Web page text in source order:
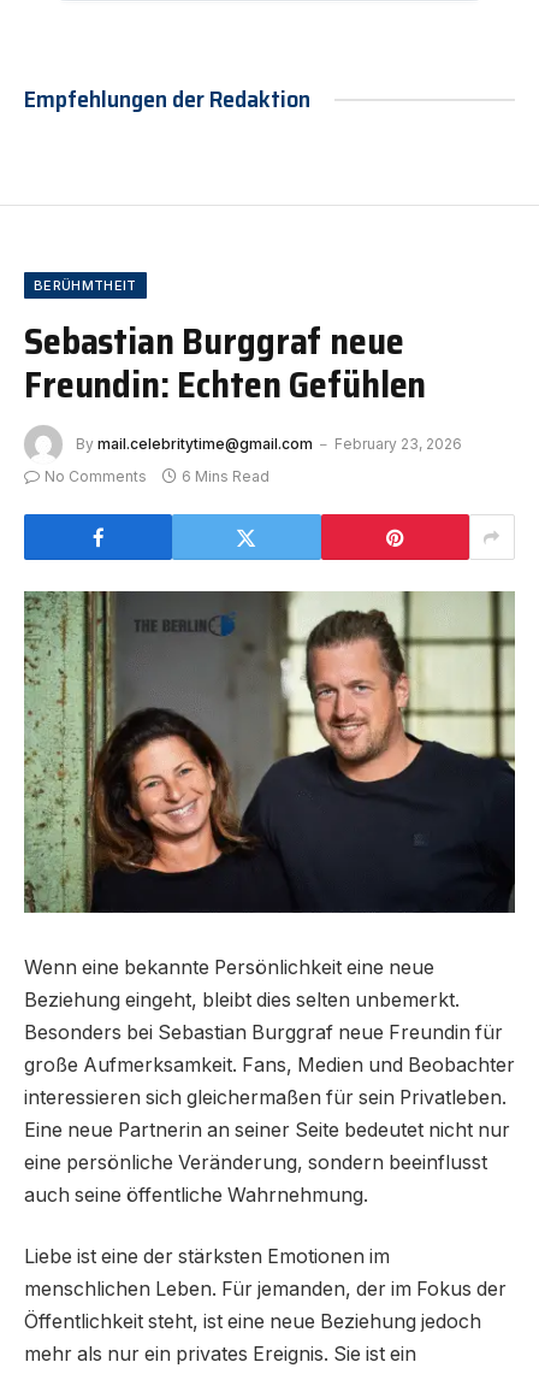
Empfehlungen der Redaktion
BERÜHMTHEIT
Sebastian Burggraf neue
Freundin: Echten Gefühlen
By mail.celebritytime@gmail.com
February 23, 2026
No Comments
6 Mins Read
Wenn eine bekannte Persönlichkeit eine neue
Beziehung eingeht, bleibt dies selten unbemerkt.
Besonders bei Sebastian Burggraf neue Freundin für
große Aufmerksamkeit. Fans, Medien und Beobachter
interessieren sich gleichermaßen für sein Privatleben.
Eine neue Partnerin an seiner Seite bedeutet nicht nur
eine persönliche Veränderung, sondern beeinflusst
auch seine öffentliche Wahrnehmung.
Liebe ist eine der stärksten Emotionen im
menschlichen Leben. Für jemanden, der im Fokus der
Öffentlichkeit steht, ist eine neue Beziehung jedoch
mehr als nur ein privates Ereignis. Sie ist ein